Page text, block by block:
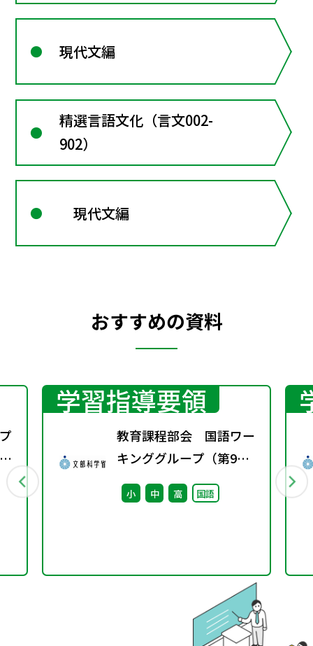
現代文編
精選言語文化（言文002-
902）
現代文編
おすすめの資料
学習指導要領
教育課程部会 国語ワー
キンググループ（第9
回） 配付資料
小 中 高 国語